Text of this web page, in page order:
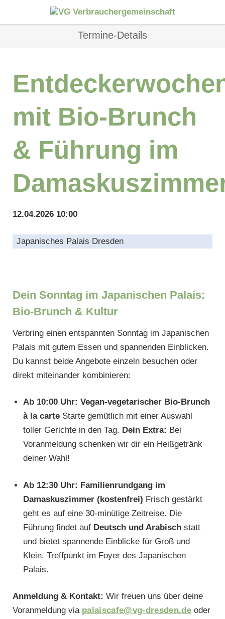
Termine-Details
mit Bio-Brunch
& Führung im
12.04.2026 10:00
Japanisches Palais Dresden
Dein Sonntag im Japanischen Palais:
Bio-Brunch & Kultur
Verbring einen entspannten Sonntag im Japanischen
Palais mit gutem Essen und spannenden Einblicken.
Du kannst beide Angebote einzeln besuchen oder
direkt miteinander kombinieren:
Ab 10:00 Uhr: Vegan-vegetarischer Bio-Brunch
à la carte Starte gemütlich mit einer Auswahl
toller Gerichte in den Tag. Dein Extra: Bei
Voranmeldung schenken wir dir ein Heißgetränk
deiner Wahl!
Ab 12:30 Uhr: Familienrundgang im
Damaskuszimmer (kostenfrei) Frisch gestärkt
geht es auf eine 30-minütige Zeitreise. Die
Führung findet auf Deutsch und Arabisch statt
und bietet spannende Einblicke für Groß und
Klein. Treffpunkt im Foyer des Japanischen
Palais.
Anmeldung & Kontakt: Wir freuen uns über deine
Voranmeldung via palaiscafe@vg-dresden.de oder